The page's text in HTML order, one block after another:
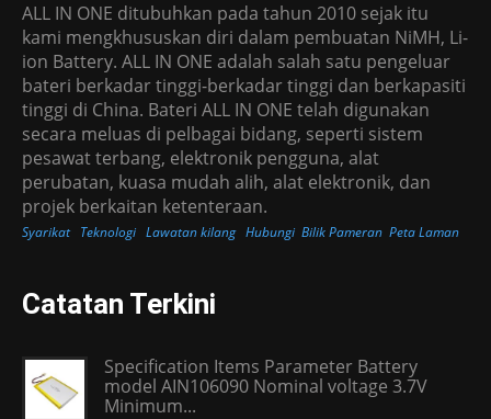
ALL IN ONE ditubuhkan pada tahun 2010 sejak itu
kami mengkhususkan diri dalam pembuatan NiMH, Li-
ion Battery. ALL IN ONE adalah salah satu pengeluar
bateri berkadar tinggi-berkadar tinggi dan berkapasiti
tinggi di China. Bateri ALL IN ONE telah digunakan
secara meluas di pelbagai bidang, seperti sistem
pesawat terbang, elektronik pengguna, alat
perubatan, kuasa mudah alih, alat elektronik, dan
projek berkaitan ketenteraan.
Syarikat Teknologi Lawatan kilang Hubungi Bilik Pameran Peta Laman
Catatan Terkini
Specification Items Parameter Battery
model AIN106090 Nominal voltage 3.7V
Minimum...